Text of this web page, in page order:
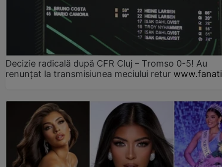
Decizie radicală după CFR Cluj – Tromso 0-5! Au
renunțat la transmisiunea meciului retur